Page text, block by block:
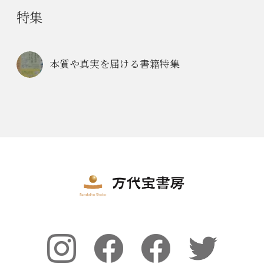
特集
本質や真実を届ける書籍特集